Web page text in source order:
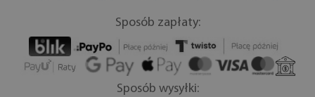
Sposób zapłaty:
Sposób wysyłki: